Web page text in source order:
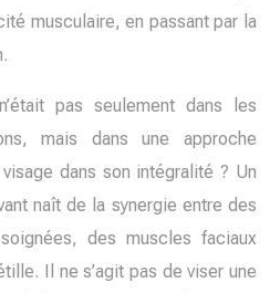
musculaire, en passant par la
pas seulement dans les
mais dans une approche
dans son intégralité ? Un
naît de la synergie entre des
des muscles faciaux
Il ne s’agit pas de viser une